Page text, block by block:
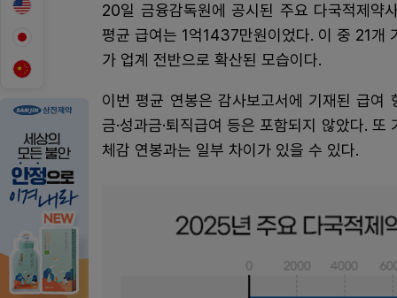
20일 금융감독원에 공시된 주요 다국적제약
평균 급여는 1억1437만원이었다. 이 중 21개
가 업계 전반으로 확산된 모습이다.
이번 평균 연봉은 감사보고서에 기재된 급여
금·성과금·퇴직급여 등은 포함되지 않았다.
체감 연봉과는 일부 차이가 있을 수 있다.